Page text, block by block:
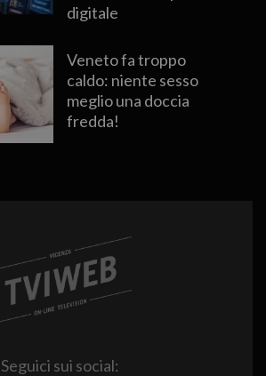
digitale
Veneto fa troppo
caldo: niente sesso
meglio una doccia
fredda!
Seguici sui social: